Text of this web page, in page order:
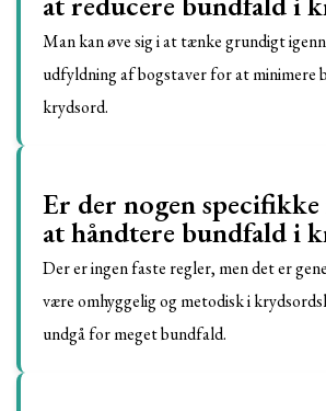
Man kan øve sig i at tænke grundigt
udfyldning af bogstaver for at minimere
krydsord.
Er der nogen
at håndtere bundfald i
Der er ingen faste regler, men det er
være omhyggelig og metodisk i
undgå for meget bundfald.